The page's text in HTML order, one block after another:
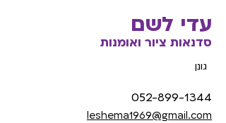
עדי לשם
סדנאות ציור ואומנות
גונן
052-899-1344
leshema1969@gmail.com